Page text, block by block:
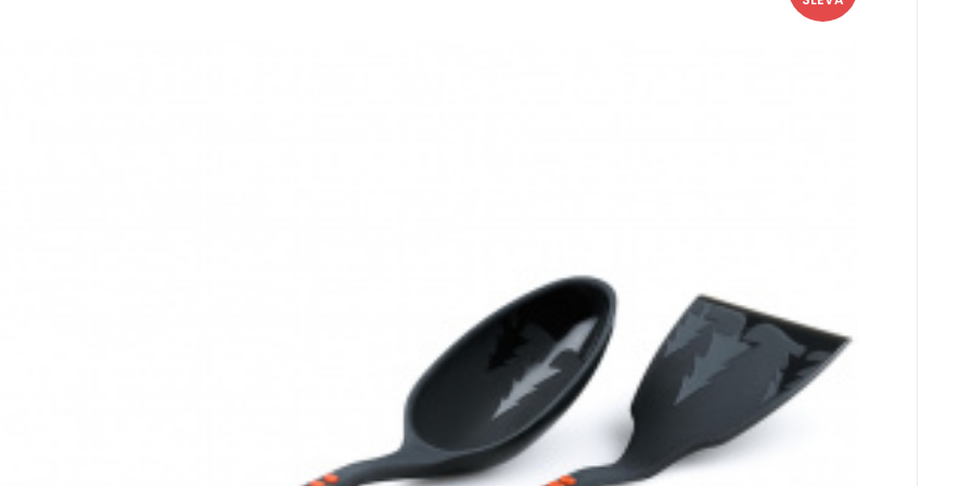
lehké kuchyňské nářadí GSI Outdoors Pack Spoon/Spatula Set se silikonovou úpravou pro snadnou